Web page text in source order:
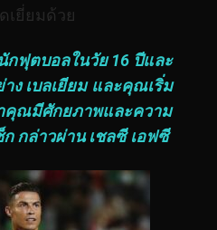
เยี่ยมด้วย
ฟุตบอลในวัย 16 ปีและ
ง เบลเยียม และคุณเริ่ม
คุณมีศักยภาพและความ
กล่าวผ่าน เชลซี เอฟซี